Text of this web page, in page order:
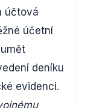
účtová
účetní
deníku
evidenci.